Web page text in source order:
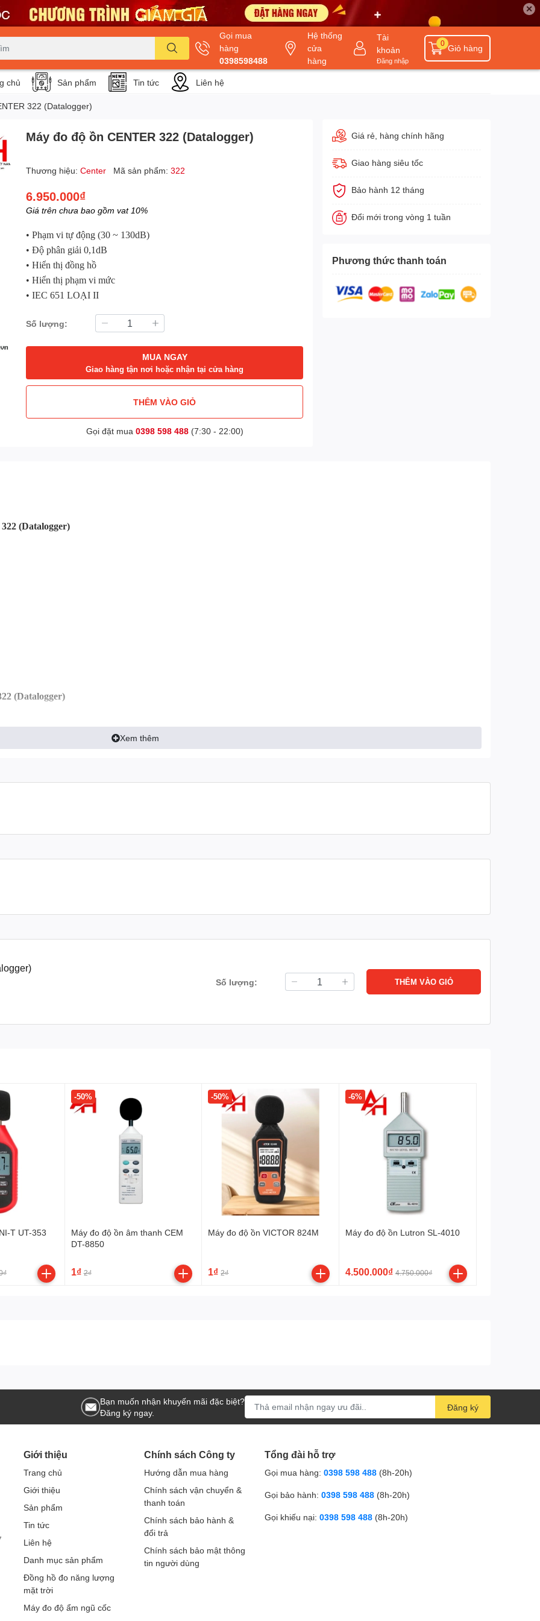
✕
Gọi mua
hàng
0398598488
Hệ thống
cửa
hàng
Tài
khoản
Đăng nhập
Giỏ hàng
0
chủ Sản phẩm Tin tức Liên hệ
322 (Datalogger)
Máy đo độ ồn CENTER 322 (Datalogger)
Thương hiệu:Center Mã sản phẩm:322
6.950.000₫
Giá trên chưa bao gồm vat 10%
• Phạm vi tự động (30 ~ 130dB)
• Độ phân giải 0,1dB
• Hiển thị đồng hồ
• Hiển thị phạm vi mức
• IEC 651 LOẠI II
Số lượng:
MUA NGAY
Giao hàng tận nơi hoặc nhận tại cửa hàng
THÊM VÀO GIỎ
Gọi đặt mua 0398 598 488(7:30 - 22:00)
Giá rẻ, hàng chính hãng
Giao hàng siêu tốc
Bảo hành 12 tháng
Đổi mới trong vòng 1 tuần
Phương thức thanh toán
(Datalogger)
(Datalogger)
SẮM THIẾT BỊ ĐO – CAM KẾT HÀNG CHÍNH HÃNG.! hotline: 0989 921 545
mua sắm – GIÁ ƯU ĐÃI
Xem thêm
Số lượng: THÊM VÀO GIỎ
T UT-353
-50%
Máy đo độ ồn âm thanh CEM
DT-8850
1₫ 2₫
-50%
Máy đo độ ồn VICTOR 824M
1₫ 2₫
-6%
Máy đo độ ồn Lutron SL-4010
4.500.000₫ 4.750.000₫
Bạn muốn nhận khuyến mãi đặc biệt?
Đăng ký ngay.
Đăng ký
Giới thiệu
Trang chủ
Giới thiệu
Sản phẩm
Tin tức
Liên hệ
Danh mục sản phẩm
Đồng hồ đo năng lượng
mặt trời
Máy đo độ ẩm ngũ cốc
Chính sách Công ty
Hướng dẫn mua hàng
Chính sách vận chuyển &
thanh toán
Chính sách bảo hành &
đổi trả
Chính sách bảo mật thông
tin người dùng
Tổng đài hỗ trợ
Gọi mua hàng: 0398 598 488 (8h-20h)
Gọi bảo hành: 0398 598 488 (8h-20h)
Gọi khiếu nại: 0398 598 488 (8h-20h)